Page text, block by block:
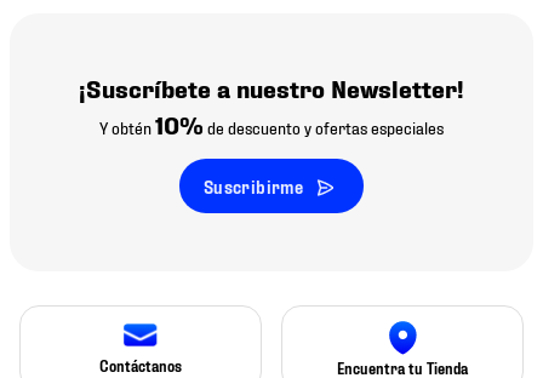
¡Suscríbete a nuestro Newsletter!
Y obtén10% de descuento y ofertas especiales
Suscribirme
Contáctanos Encuentra tu Tienda